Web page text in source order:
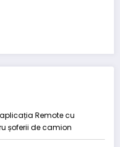
Remote cu
șoferii de camion